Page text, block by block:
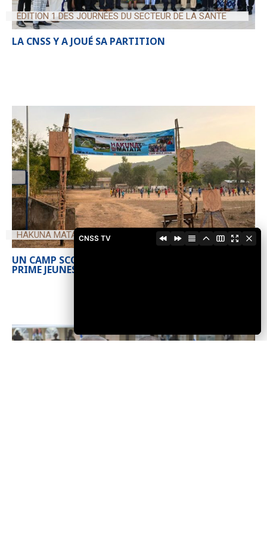
ÉDITION 1 DES JOURNÉES DU SECTEUR DE LA SANTE
LA CNSS Y A JOUÉ SA PARTITION
HAKUNA MATATA 2026
UN CAMP SCOUT POUR L’EVEIL CITOYEN DE LA
PRIME JEUNESSE
CNSS TV